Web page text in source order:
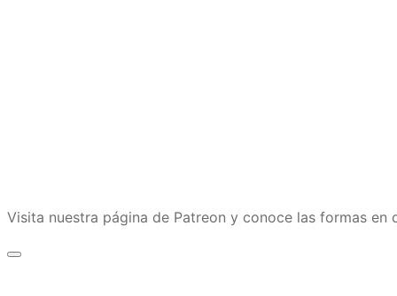
Visita nuestra página de Patreon y conoce las formas en